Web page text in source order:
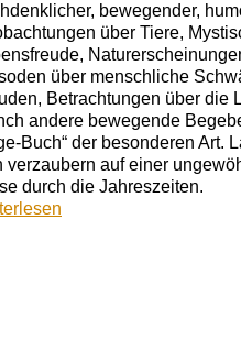
bewegender,
über Tiere,
über menschliche
Betrachtungen über die
andere bewegende
Buch“ der besonderen Art.
verzaubern auf einer
durch die Jahreszeiten.